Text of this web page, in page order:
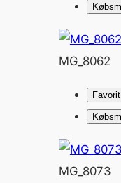
MG_8062
MG_8073